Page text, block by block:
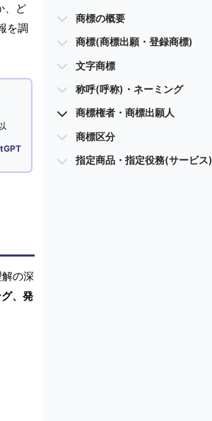
、ど
を調
の深
、発
商標の概要
商標(商標出願・登録商標)
文字商標
称呼(呼称)・ネーミング
商標権者・商標出願人
商標区分
指定商品・指定役務(サービス)